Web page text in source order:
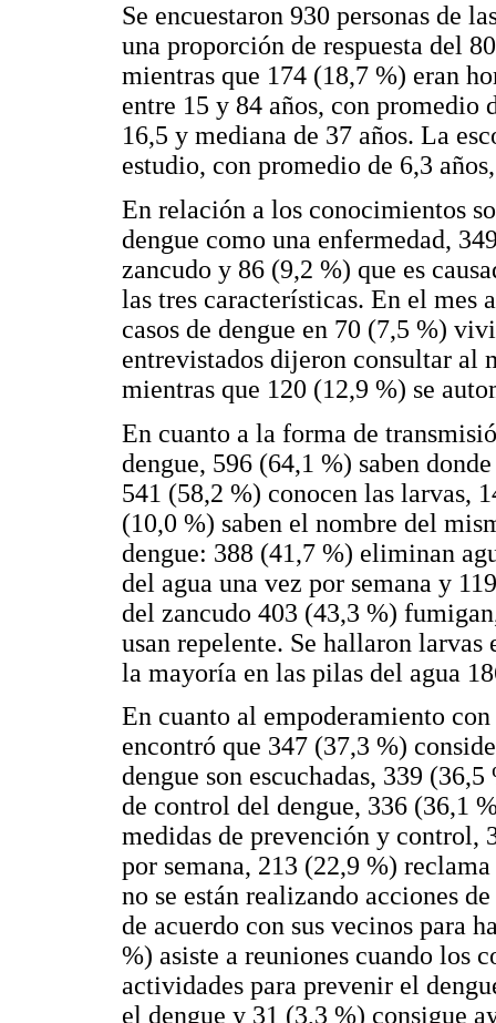
Se encuestaron 930 personas de
una proporción de respuesta del
mientras que 174 (18,7 %) eran
entre 15 y 84 años, con promedio
16,5 y mediana de 37 años. La
estudio, con promedio de 6,3
En relación a los conocimientos
dengue como una enfermedad,
zancudo y 86 (9,2 %) que es
las tres características. En el mes
casos de dengue en 70 (7,5 %)
entrevistados dijeron consultar al
mientras que 120 (12,9 %) se
En cuanto a la forma de
dengue, 596 (64,1 %) saben
541 (58,2 %) conocen las larvas,
(10,0 %) saben el nombre del
dengue: 388 (41,7 %) eliminan
del agua una vez por semana y
del zancudo 403 (43,3 %)
usan repelente. Se hallaron
la mayoría en las pilas del agua
En cuanto al empoderamiento
encontró que 347 (37,3 %)
dengue son escuchadas, 339
de control del dengue, 336 (36,1
medidas de prevención y control,
por semana, 213 (22,9 %)
no se están realizando acciones
de acuerdo con sus vecinos para
%) asiste a reuniones cuando los
actividades para prevenir el
el dengue y 31 (3,3 %) consigue